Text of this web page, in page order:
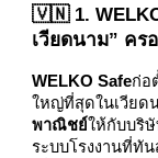
🇻🇳 1.
เวียดนาม” คร
WELKO Safeก่อ
ใหญ่ที่สุดในเวียด
พาณิชย์ให้กับบริ
ระบบโรงงานที่ทั